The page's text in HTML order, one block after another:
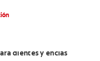
dientes y encías